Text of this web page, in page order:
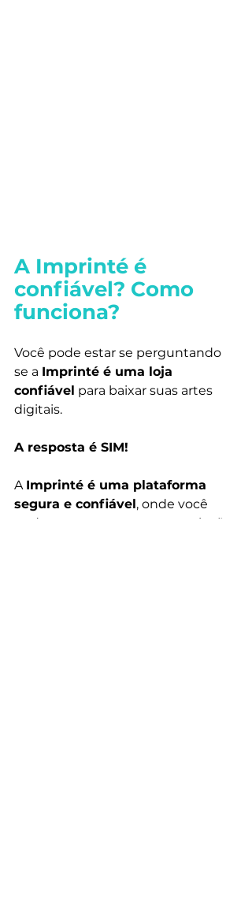
A Imprinté é
confiável? Como
funciona?
Você pode estar se perguntando
se a Imprinté é uma loja
confiável para baixar suas artes
digitais.
A resposta é SIM!
A Imprinté é uma plataforma
segura e confiável, onde você
pode encontrar uma vasta seleção